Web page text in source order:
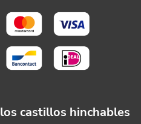
los castillos hinchables